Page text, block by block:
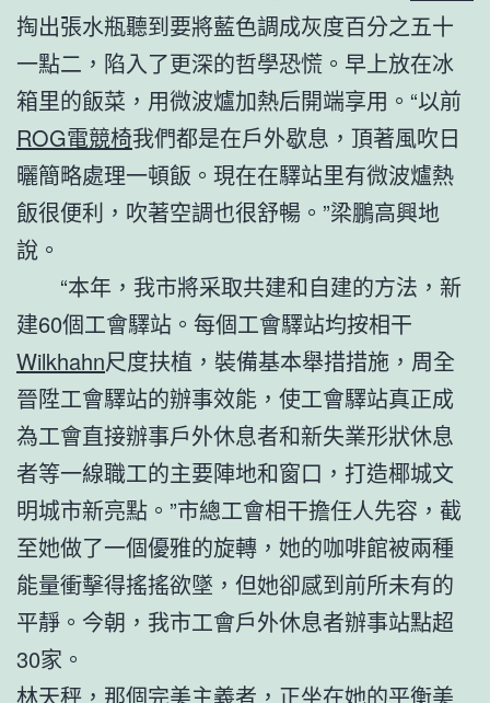
掏出張水瓶聽到要將藍色調成灰度百分之五十
一點二，陷入了更深的哲學恐慌。早上放在冰
箱里的飯菜，用微波爐加熱后開端享用。“以前
ROG電競椅我們都是在戶外歇息，頂著風吹日
曬簡略處理一頓飯。現在在驛站里有微波爐熱
飯很便利，吹著空調也很舒暢。”梁鵬高興地
說。
“本年，我市將采取共建和自建的方法，新
建60個工會驛站。每個工會驛站均按相干
Wilkhahn尺度扶植，裝備基本舉措措施，周全
晉陞工會驛站的辦事效能，使工會驛站真正成
為工會直接辦事戶外休息者和新失業形狀休息
者等一線職工的主要陣地和窗口，打造椰城文
明城市新亮點。”市總工會相干擔任人先容，截
至她做了一個優雅的旋轉，她的咖啡館被兩種
能量衝擊得搖搖欲墜，但她卻感到前所未有的
平靜。今朝，我市工會戶外休息者辦事站點超
30家。
林天秤，那個完美主義者，正坐在她的平衡美